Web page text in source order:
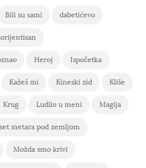
Bili su sami dabetićevo
Heroj Ispočetka
Kažeš mi Kineski zid Kliše
Krug Ludilo u meni Magija
metara pod zemljom
Možda smo krivi